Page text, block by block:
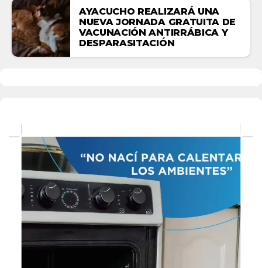
AYACUCHO REALIZARÁ UNA
NUEVA JORNADA GRATUITA DE
VACUNACIÓN ANTIRRÁBICA Y
DESPARASITACIÓN